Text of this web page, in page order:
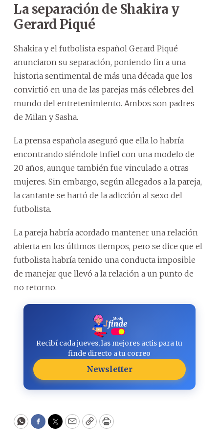
La separación de Shakira y
Gerard Piqué
Shakira y el futbolista español Gerard Piqué
anunciaron su separación, poniendo fin a una
historia sentimental de más una década que los
convirtió en una de las parejas más célebres del
mundo del entretenimiento. Ambos son padres
de Milan y Sasha.
La prensa española aseguró que ella lo habría
encontrando siéndole infiel con una modelo de
20 años, aunque también fue vinculado a otras
mujeres. Sin embargo, según allegados a la pareja,
la cantante se hartó de la adicción al sexo del
futbolista.
La pareja habría acordado mantener una relación
abierta en los últimos tiempos, pero se dice que el
futbolista habría tenido una conducta imposible
de manejar que llevó a la relación a un punto de
no retorno.
Recibí cada jueves, las mejores actis para tu
finde directo a tu correo
Newsletter
WhatsApp
Facebook
Twitter
EmailCopyPrint